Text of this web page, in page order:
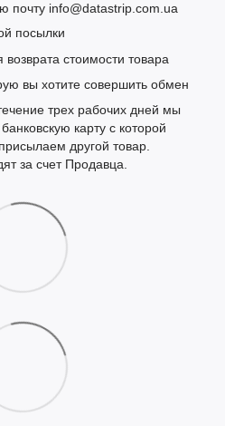
почту info@datastrip.com.ua
посылки
стоимости товара
вы хотите совершить обмен
трех рабочих дней мы
карту с которой
другой товар.
за счет Продавца.